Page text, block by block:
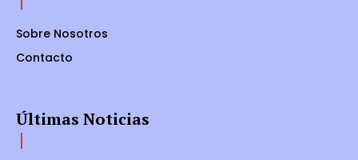
Sobre Nosotros
Contacto
Últimas Noticias